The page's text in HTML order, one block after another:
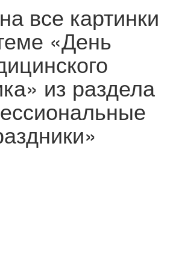
все картинки
«День
из раздела